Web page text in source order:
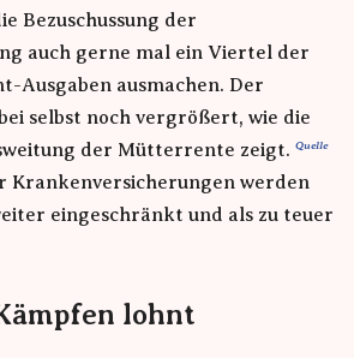
Bezuschussung der
auch gerne mal ein Viertel der
Ausgaben ausmachen. Der
selbst noch vergrößert, wie die
der Mütterrente zeigt.
Krankenversicherungen werden
eingeschränkt und als zu teuer
lohnt